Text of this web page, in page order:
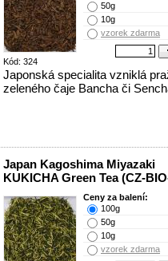
Kód: 324
50g
10g
vzorek zdarma
Japonská specialita vzniklá
zeleného čaje Bancha či
Japan Kagoshima Miyazaki
KUKICHA Green Tea (CZ-
Ceny za balení:
100g
50g
10g
vzorek zdarma